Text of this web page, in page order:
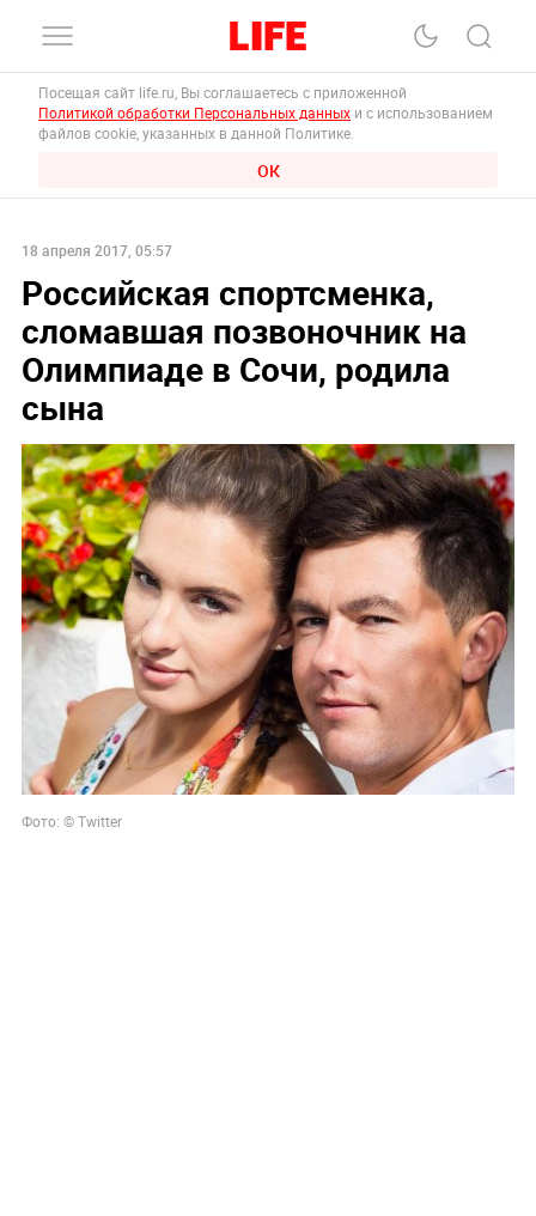
Посещая сайт life.ru, Вы соглашаетесь с приложенной
Политикой обработки Персональных данных и с использованием
файлов cookie, указанных в данной Политике.
ОК
18 апреля 2017, 05:57
Российская спортсменка,
сломавшая позвоночник на
Олимпиаде в Сочи, родила
сына
Фото: © Twitter